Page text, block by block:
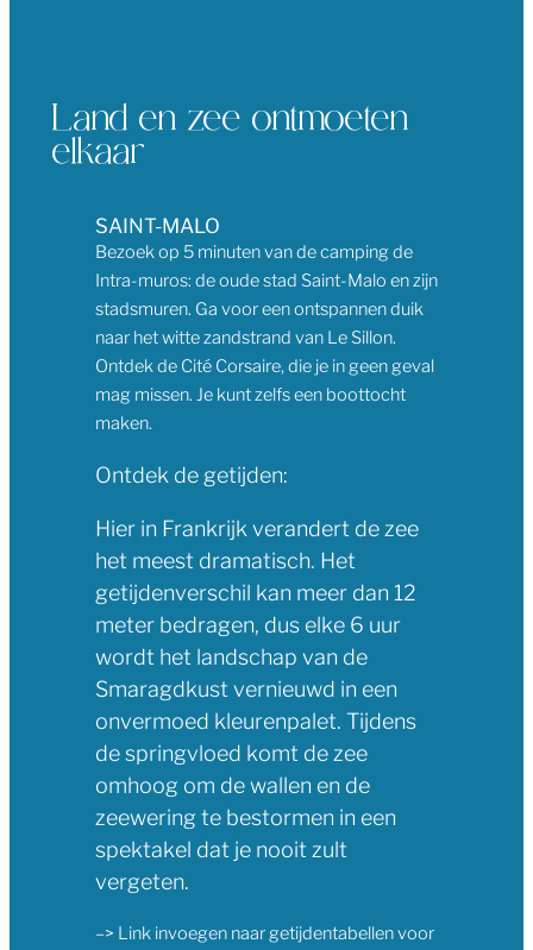
Land en zee ontmoeten
elkaar
SAINT-MALO
Bezoek op 5 minuten van de camping de
Intra-muros: de oude stad Saint-Malo en zijn
stadsmuren. Ga voor een ontspannen duik
naar het witte zandstrand van Le Sillon.
Ontdek de Cité Corsaire, die je in geen geval
mag missen. Je kunt zelfs een boottocht
maken.
Ontdek de getijden:
Hier in Frankrijk verandert de zee
het meest dramatisch. Het
getijdenverschil kan meer dan 12
meter bedragen, dus elke 6 uur
wordt het landschap van de
Smaragdkust vernieuwd in een
onvermoed kleurenpalet. Tijdens
de springvloed komt de zee
omhoog om de wallen en de
zeewering te bestormen in een
spektakel dat je nooit zult
vergeten.
–> Link invoegen naar getijdentabellen voor